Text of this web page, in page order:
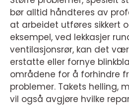
bør alltid håndteres av
at arbeidet utføres sikkert
eksempel, ved lekkasjer
ventilasjonsrør, kan det
erstatte eller fornye
områdene for å forhindre
problemer. Takets helling,
vil også avgjøre hvilke